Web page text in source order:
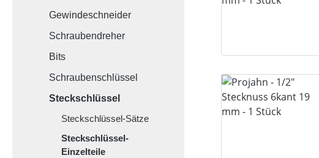
Gewindeschneider
Schraubendreher
Bits
Schraubenschlüssel
Steckschlüssel
Steckschlüssel-Sätze
Steckschlüssel-
Einzelteile